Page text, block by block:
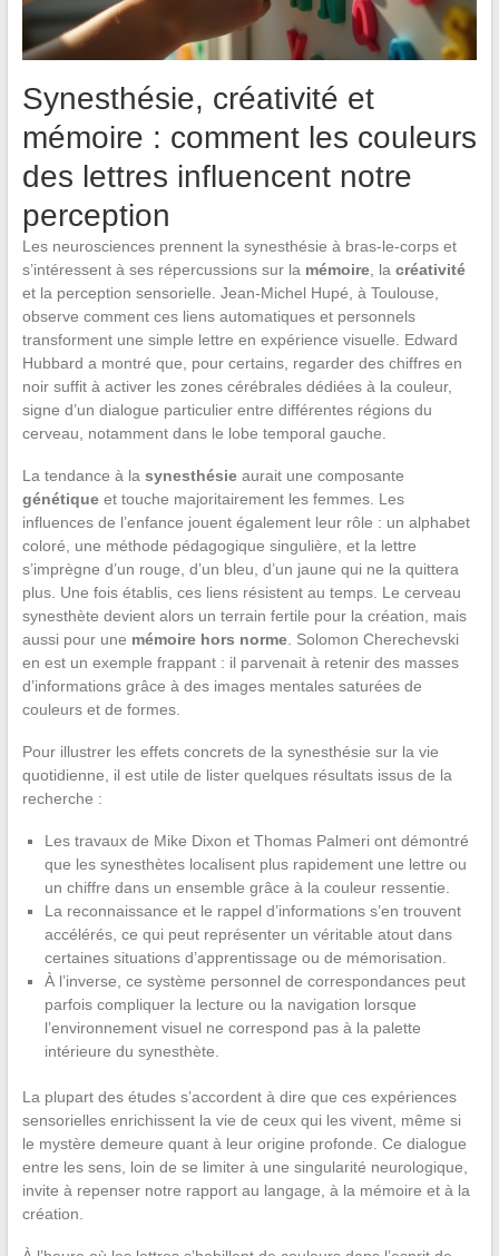
Synesthésie, créativité et
mémoire : comment les couleurs
des lettres influencent notre
perception
Les neurosciences prennent la synesthésie à bras-le-corps et
s’intéressent à ses répercussions sur la mémoire, la créativité
et la perception sensorielle. Jean-Michel Hupé, à Toulouse,
observe comment ces liens automatiques et personnels
transforment une simple lettre en expérience visuelle. Edward
Hubbard a montré que, pour certains, regarder des chiffres en
noir suffit à activer les zones cérébrales dédiées à la couleur,
signe d’un dialogue particulier entre différentes régions du
cerveau, notamment dans le lobe temporal gauche.
La tendance à la synesthésieaurait une composante
génétiqueet touche majoritairement les femmes. Les
influences de l’enfance jouent également leur rôle : un alphabet
coloré, une méthode pédagogique singulière, et la lettre
s’imprègne d’un rouge, d’un bleu, d’un jaune qui ne la quittera
plus. Une fois établis, ces liens résistent au temps. Le cerveau
synesthète devient alors un terrain fertile pour la création, mais
aussi pour une mémoire hors norme. Solomon Cherechevski
en est un exemple frappant : il parvenait à retenir des masses
d’informations grâce à des images mentales saturées de
couleurs et de formes.
Pour illustrer les effets concrets de la synesthésie sur la vie
quotidienne, il est utile de lister quelques résultats issus de la
recherche :
Les travaux de Mike Dixon et Thomas Palmeri ont démontré
que les synesthètes localisent plus rapidement une lettre ou
un chiffre dans un ensemble grâce à la couleur ressentie.
La reconnaissance et le rappel d’informations s’en trouvent
accélérés, ce qui peut représenter un véritable atout dans
certaines situations d’apprentissage ou de mémorisation.
À l’inverse, ce système personnel de correspondances peut
parfois compliquer la lecture ou la navigation lorsque
l’environnement visuel ne correspond pas à la palette
intérieure du synesthète.
La plupart des études s’accordent à dire que ces expériences
sensorielles enrichissent la vie de ceux qui les vivent, même si
le mystère demeure quant à leur origine profonde. Ce dialogue
entre les sens, loin de se limiter à une singularité neurologique,
invite à repenser notre rapport au langage, à la mémoire et à la
création.